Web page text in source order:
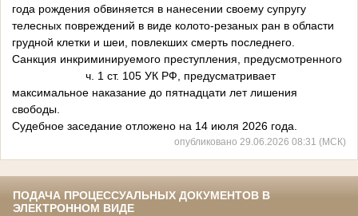
года рождения обвиняется в нанесении своему супругу
телесных повреждений в виде колото-резаных ран в области
грудной клетки и шеи, повлекших смерть последнего.
Санкция инкриминируемого преступления, предусмотренного
ч. 1 ст. 105 УК РФ, предусматривает
максимальное наказание до пятнадцати лет лишения
свободы.
Судебное заседание отложено на 14 июля 2026 года.
опубликовано 29.06.2026 08:31 (МСК)
ПОДАЧА ПРОЦЕССУАЛЬНЫХ ДОКУМЕНТОВ В
ЭЛЕКТРОННОМ ВИДЕ